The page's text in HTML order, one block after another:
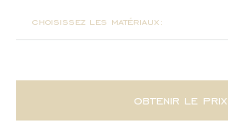
choisissez les matériaux:
obtenir le prix